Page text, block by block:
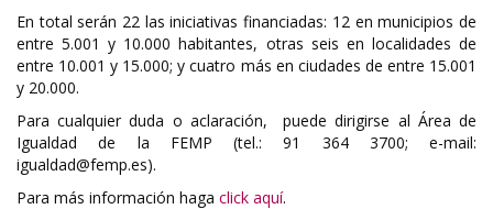
En total serán 22 las iniciativas financiadas: 12 en municipios de
entre 5.001 y 10.000 habitantes, otras seis en localidades de
entre 10.001 y 15.000; y cuatro más en ciudades de entre 15.001
y 20.000.
Para cualquier duda o aclaración, puede dirigirse al Área de
Igualdad de la FEMP (tel.: 91 364 3700; e-mail:
igualdad@femp.es).
Para más información haga click aquí.